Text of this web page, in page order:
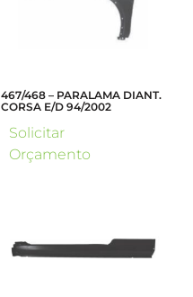
467/468 – PARALAMA DIANT.
CORSA E/D 94/2002
Solicitar
Orçamento